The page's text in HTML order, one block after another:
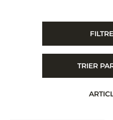
TRIER